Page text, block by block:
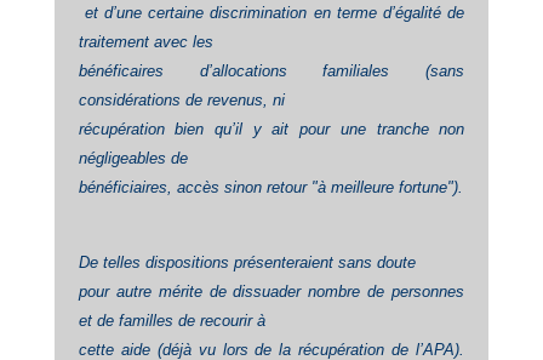
et d’une certaine discrimination en terme d’égalité de
traitement avec les
bénéficaires d’allocations familiales (sans
considérations de revenus, ni
récupération bien qu’il y ait pour une tranche non
négligeables de
bénéficiaires, accès sinon retour "à meilleure fortune").
De telles dispositions présenteraient sans doute
pour autre mérite de dissuader nombre de personnes
et de familles de recourir à
cette aide (déjà vu lors de la récupération de l’APA).